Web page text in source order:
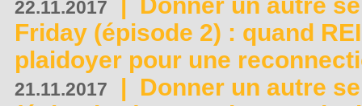
22.11.2017
Friday (épisode 2) : quand
plaidoyer pour une
21.11.2017 | Donner un autre